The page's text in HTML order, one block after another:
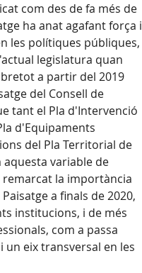
com des de fa més de
ha anat agafant força i
les polítiques públiques,
legislatura quan
a partir del 2019
del Consell de
tant el Pla d'Intervenció
d'Equipaments
del Pla Territorial de
variable de
la importància
a finals de 2020,
institucions, i de més
com a passa
un eix transversal en les